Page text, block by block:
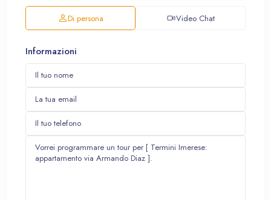
Di persona Video Chat
Informazioni